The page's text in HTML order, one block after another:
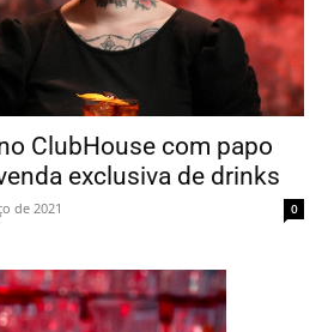
ClubHouse com papo
exclusiva de drinks
de 2021 0